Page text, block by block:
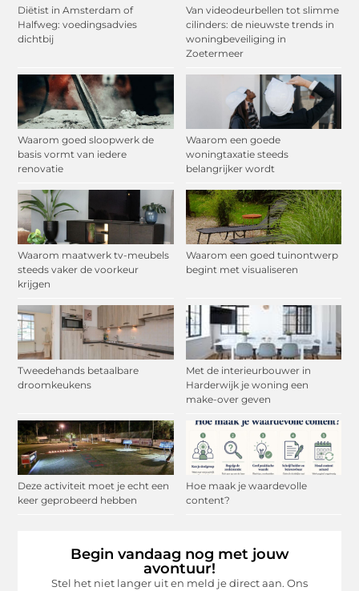
Diëtist in Amsterdam of
Halfweg: voedingsadvies
dichtbij
Van videodeurbellen tot slimme
cilinders: de nieuwste trends in
woningbeveiliging in
Zoetermeer
Waarom goed sloopwerk de
basis vormt van iedere
renovatie
Waarom een goede
woningtaxatie steeds
belangrijker wordt
Waarom maatwerk tv-meubels
steeds vaker de voorkeur
krijgen
Waarom een goed tuinontwerp
begint met visualiseren
Tweedehands betaalbare
droomkeukens
Met de interieurbouwer in
Harderwijk je woning een
make-over geven
Deze activiteit moet je echt een
keer geprobeerd hebben
Hoe maak je waardevolle
content?
Begin vandaag nog met jouw
avontuur!
Stel het niet langer uit en meld je direct aan. Ons